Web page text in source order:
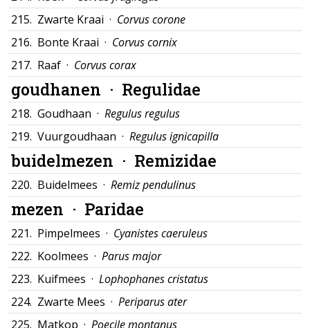
215. Zwarte Kraai · Corvus corone
216. Bonte Kraai · Corvus cornix
217. Raaf · Corvus corax
goudhanen · Regulidae
218. Goudhaan · Regulus regulus
219. Vuurgoudhaan · Regulus ignicapilla
buidelmezen · Remizidae
220. Buidelmees · Remiz pendulinus
mezen · Paridae
221. Pimpelmees · Cyanistes caeruleus
222. Koolmees · Parus major
223. Kuifmees · Lophophanes cristatus
224. Zwarte Mees · Periparus ater
225. Matkop · Poecile montanus